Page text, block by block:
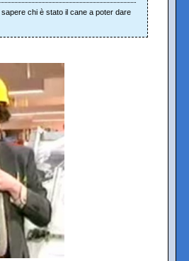
sapere chi è stato il cane a poter dare